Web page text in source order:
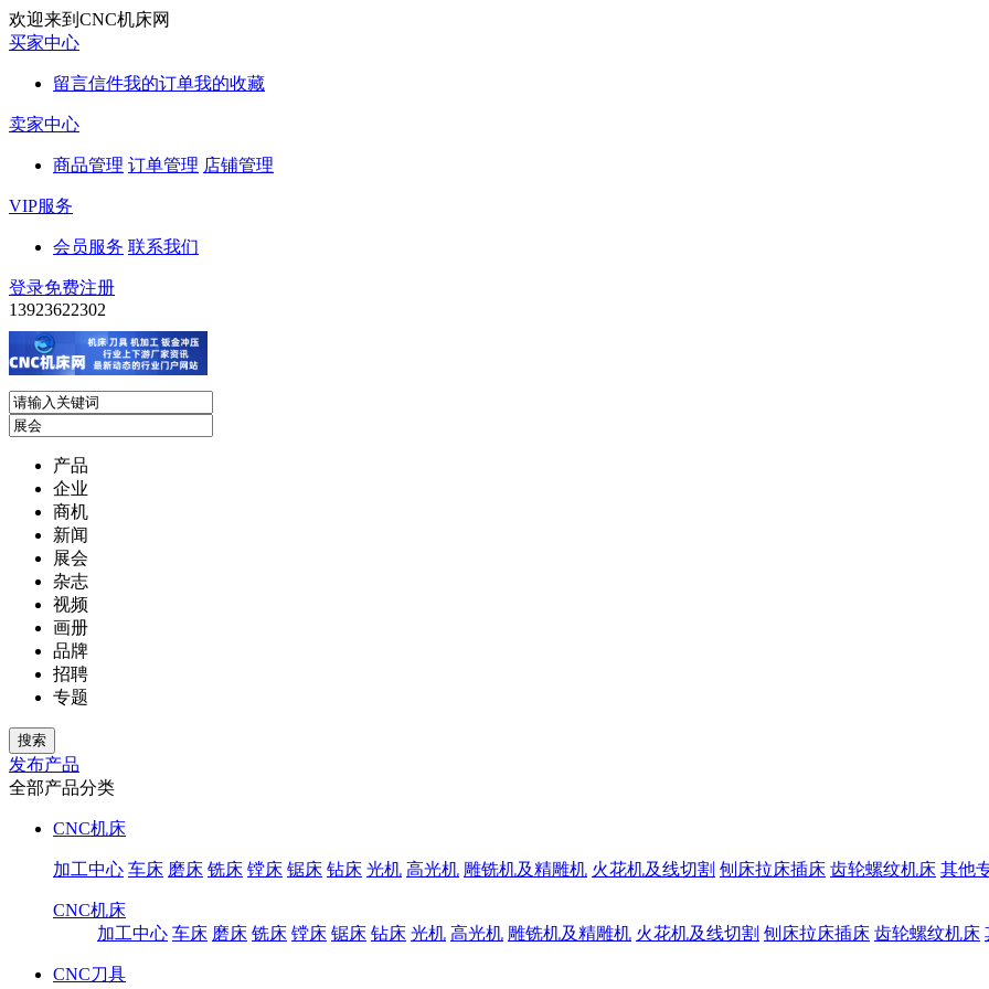
欢迎来到CNC机床网
买家中心
留言信件我的订单我的收藏
卖家中心
商品管理 订单管理 店铺管理
VIP服务
会员服务 联系我们
登录免费注册
13923622302
产品
企业
商机
新闻
展会
杂志
视频
画册
品牌
招聘
专题
发布产品
全部产品分类
CNC机床
加工中心 车床 磨床 铣床 镗床 锯床 钻床 光机 高光机 雕铣机及精雕机 火花机及线切割 刨床拉床插床 齿轮螺纹机床 其他
CNC机床
加工中心 车床 磨床 铣床 镗床 锯床 钻床 光机 高光机 雕铣机及精雕机 火花机及线切割 刨床拉床插床 齿轮螺纹机床
CNC刀具